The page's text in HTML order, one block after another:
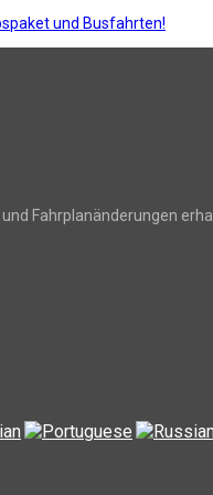
und Busfahrten!
Fahrplanänderungen